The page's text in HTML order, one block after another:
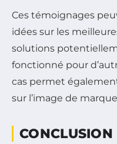
Ces témoignages
idées sur les
solutions
fonctionné pour
cas permet
sur l’image de